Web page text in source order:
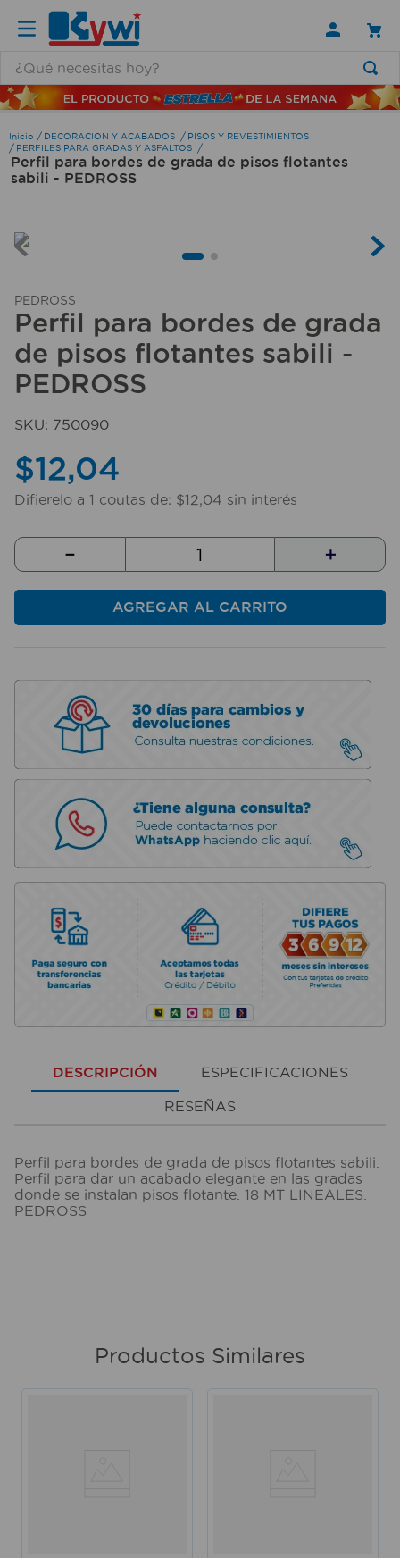
DECORACION Y ACABADOS
PISOS Y REVESTIMIENTOS
PERFILES PARA GRADAS Y ASFALTOS
Perfil para bordes de grada de pisos flotantes
sabili - PEDROSS
PEDROSS
Perfil para bordes de grada
de pisos flotantes sabili -
PEDROSS
SKU: 750090
$12,04
Difierelo a 1 coutas de: $12,04 sin interés
＋
－
AGREGAR AL CARRITO
DESCRIPCIÓN ESPECIFICACIONES
RESEÑAS
Perfil para bordes de grada de pisos flotantes sabili.
Perfil para dar un acabado elegante en las gradas
donde se instalan pisos flotante. 18 MT LINEALES.
PEDROSS
Productos Similares
TÉRMINOS MÁS BUSCADOS
1 .
lamparas
2.
ducha
5.
7.
aspiradora
8.
taladro
9.
cerradura